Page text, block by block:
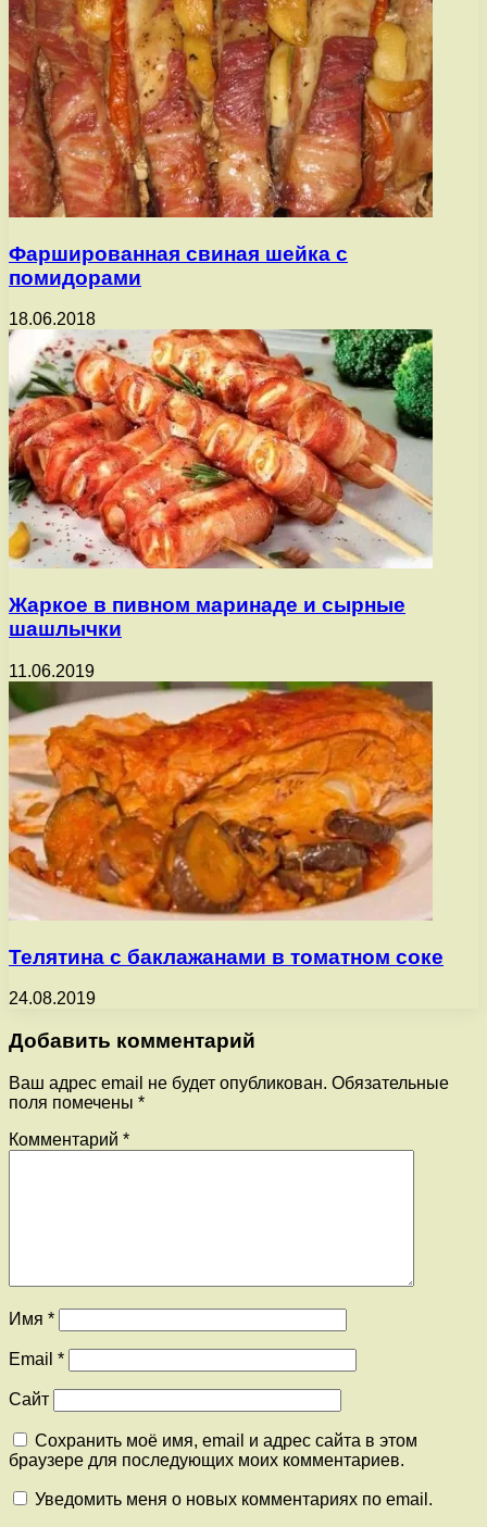
Фаршированная свиная шейка с
помидорами
18.06.2018
Жаркое в пивном маринаде и сырные
шашлычки
11.06.2019
Телятина с баклажанами в томатном соке
24.08.2019
Добавить комментарий
Ваш адрес email не будет опубликован. Обязательные
поля помечены *
Комментарий *
Имя *
Email *
Сайт
Сохранить моё имя, email и адрес сайта в этом
браузере для последующих моих комментариев.
Уведомить меня о новых комментариях по email.